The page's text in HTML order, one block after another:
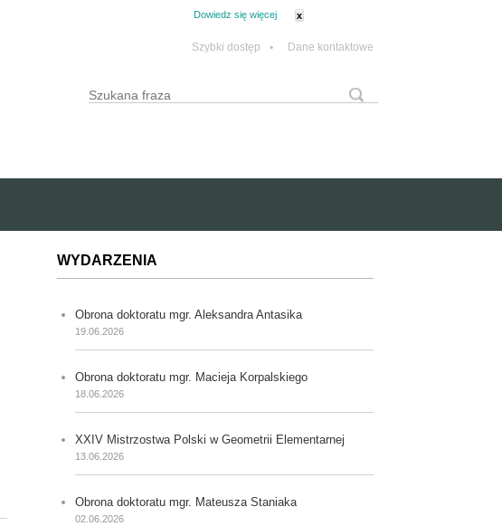
Dowiedz się więcej x
Szybki dostęp • Dane kontaktowe
Formularz wyszukiwania
Wyszukaj
WYDARZENIA
Obrona doktoratu mgr. Aleksandra Antasika
19.06.2026
Obrona doktoratu mgr. Macieja Korpalskiego
18.06.2026
XXIV Mistrzostwa Polski w Geometrii Elementarnej
13.06.2026
Obrona doktoratu mgr. Mateusza Staniaka
02.06.2026